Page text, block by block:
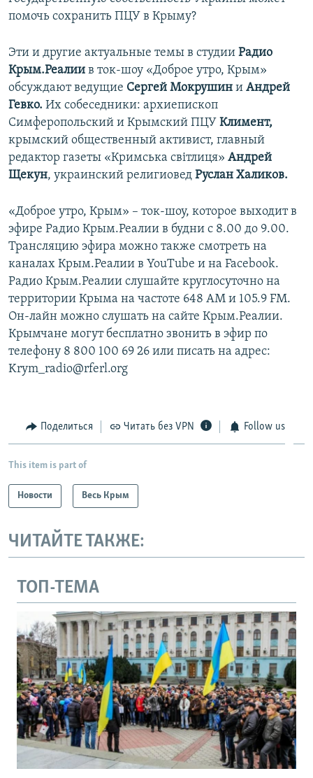
помочь сохранить ПЦУ в Крыму?
Эти и другие актуальные темы в студии Радио
Крым.Реалии в ток-шоу «Доброе утро, Крым»
обсуждают ведущие Сергей Мокрушин и Андрей
Гевко. Их собеседники: архиепископ
Симферопольский и Крымский ПЦУ Климент,
крымский общественный активист, главный
редактор газеты «Кримська світлиця» Андрей
Щекун, украинский религиовед Руслан Халиков.
«Доброе утро, Крым» – ток-шоу, которое выходит в
эфире Радио Крым.Реалии в будни с 8.00 до 9.00.
Трансляцию эфира можно также смотреть на
каналах Крым.Реалии в YouTube и на Facebook.
Радио Крым.Реалии слушайте круглосуточно на
территории Крыма на частоте 648 АМ и 105.9 FМ.
Он-лайн можно слушать на сайте Крым.Реалии.
Крымчане могут бесплатно звонить в эфир по
телефону 8 800 100 69 26 или писать на адрес:
Krym_radio@rferl.org
Поделиться Читать без VPN Follow us
This item is part of
Новости Весь Крым
ЧИТАЙТЕ ТАКЖЕ:
ТОП-ТЕМА